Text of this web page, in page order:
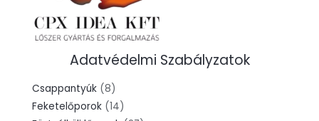
Adatvédelmi Szabályzatok
Csappantyúk 88
termék
Feketelőporok 1414